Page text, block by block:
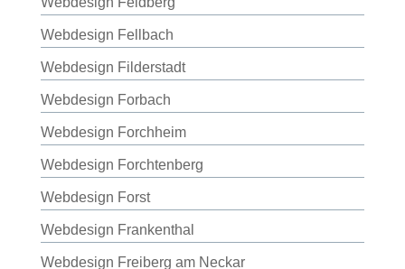
Webdesign Fellbach
Webdesign Filderstadt
Webdesign Forbach
Webdesign Forchheim
Webdesign Forchtenberg
Webdesign Forst
Webdesign Frankenthal
Webdesign Freiberg am Neckar